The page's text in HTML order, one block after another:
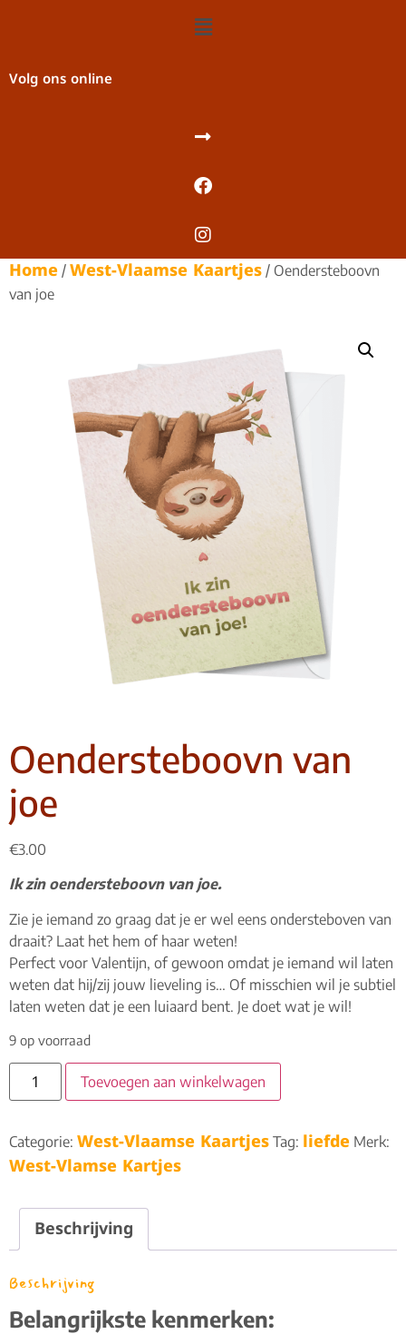
Volg ons online
Home / West-Vlaamse Kaartjes / Oendersteboovn
van joe
Oendersteboovn van
joe
€3.00
Ik zin oendersteboovn van joe.
Zie je iemand zo graag dat je er wel eens ondersteboven van
draait? Laat het hem of haar weten!
Perfect voor Valentijn, of gewoon omdat je iemand wil laten
weten dat hij/zij jouw lieveling is… Of misschien wil je subtiel
laten weten dat je een luiaard bent. Je doet wat je wil!
9 op voorraad
Toevoegen aan winkelwagen
Categorie: West-Vlaamse Kaartjes Tag: liefde Merk:
West-Vlamse Kartjes
Beschrijving
Beschrijving
Belangrijkste kenmerken: